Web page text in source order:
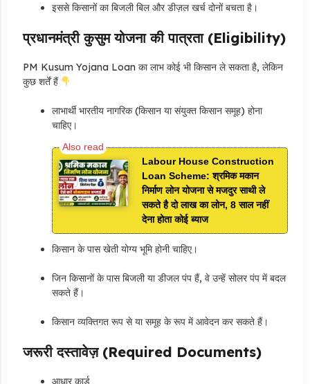
इससे किसानों का बिजली बिल और डीज़ल खर्च दोनों बचता है।
प्रधानमंत्री कुसुम योजना की पात्रता (Eligibility)
PM Kusum Yojana Loan का लाभ कोई भी किसान ले सकता है, लेकिन
कुछ शर्तें हैं
लाभार्थी भारतीय नागरिक (किसान या संयुक्त किसान समूह) होना
चाहिए।
Labour House Construction
Loan Scheme: श्रमिक मकान
निर्माण लोन योजना से मजदुर साथी ले
सकते है दो लाख का लोन, 8 साल नहीं
देना होता कोई ब्याज
किसान के पास खेती योग्य भूमि होनी चाहिए।
जिन किसानों के पास बिजली या डीजल पंप हैं, वे उन्हें सोलर पंप में बदल
सकते हैं।
किसान व्यक्तिगत रूप से या समूह के रूप में आवेदन कर सकते हैं।
जरूरी दस्तावेज़ (Required Documents)
आधार कार्ड